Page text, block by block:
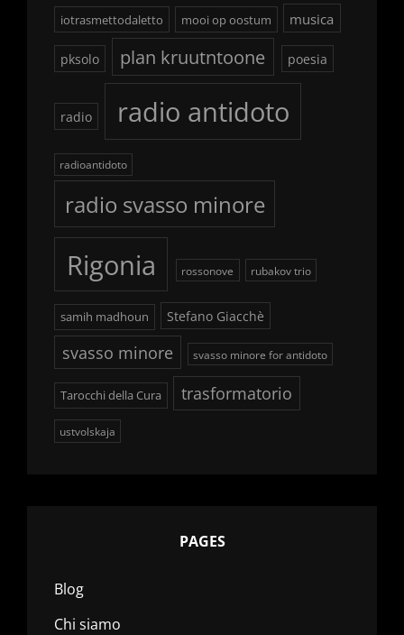
iotrasmettodaletto mooi op oostum musica
pksolo plan kruutntoone poesia
radio radio antidoto
radioantidoto
radio svasso minore
Rigonia rossonove rubakov trio
samih madhoun Stefano Giacchè
svasso minore svasso minore for antidoto
Tarocchi della Cura trasformatorio
ustvolskaja
PAGES
Blog
Chi siamo